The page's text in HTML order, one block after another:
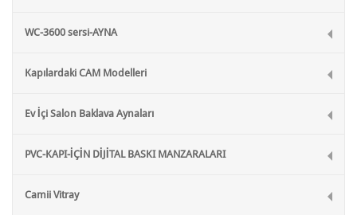
WC-3600 sersi-AYNA
Kapılardaki CAM Modelleri
Ev İçi Salon Baklava Aynaları
PVC-KAPI-İÇİN DİJİTAL BASKI MANZARALARI
Camii Vitray